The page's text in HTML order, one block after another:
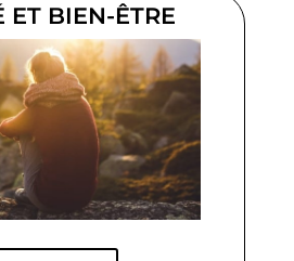
ET BIEN-ÊTRE